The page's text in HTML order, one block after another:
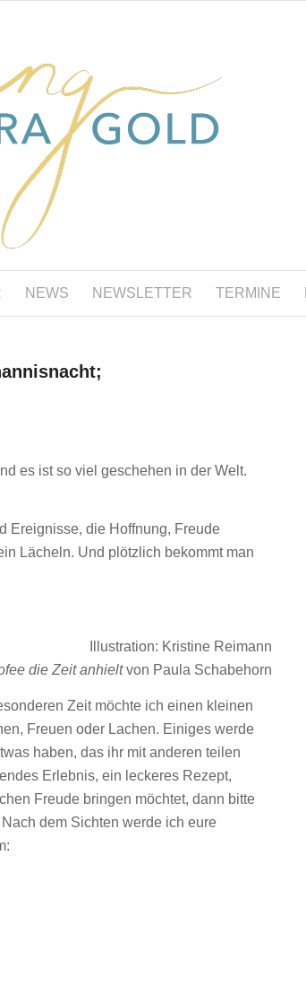
NEWS NEWSLETTER TERMINE
es ist so viel geschehen in der Welt.
Ereignisse, die Hoffnung, Freude
Lächeln. Und plötzlich bekommt man
Illustration: Kristine Reimann
die Zeit anhieltvon Paula Schabehorn
Zeit möchte ich einen kleinen
Freuen oder Lachen. Einiges werde
haben, das ihr mit anderen teilen
Erlebnis, ein leckeres Rezept,
Freude bringen möchtet, dann bitte
dem Sichten werde ich eure